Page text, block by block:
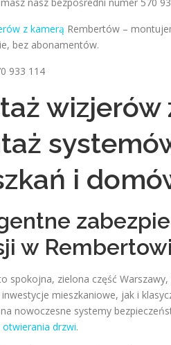
z kamerą Rembertów –
bez abonamentów.
933 114
wizjerów
i
w
spokojna, zielona część
mieszkaniowe, jak i
nowoczesne systemy
drzwi.